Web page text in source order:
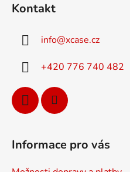
Kontakt
info@xcase.cz
+420 776 740 482
Informace pro vás